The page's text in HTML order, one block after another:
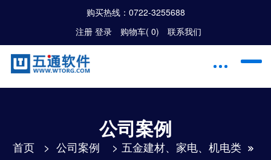
购买热线： 0722-3255688
注册 登录 购物车( 0) 联系我们
公司案例
首页 > 公司案例 > 五金建材、家电、机电类